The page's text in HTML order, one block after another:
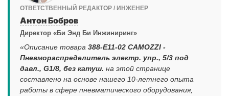
ОТВЕТСТВЕННЫЙ РЕДАКТОР / ИНЖЕНЕР
Антон Бобров
Директор «Би Энд Би Инжиниринг»
«Описание товара 388-E11-02 CAMOZZI -
Пневмораспределитель электр. упр., 5/3 под
давл., G1/8, без катуш. на этой странице
составлено на основе нашего 10-летнего опыта
работы в сфере пневматического оборудования,